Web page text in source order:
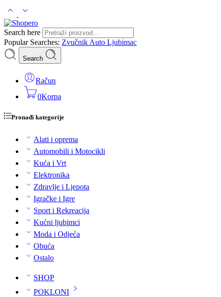
Search here
Popular Searches: Zvučnik Auto Ljubimac
Search
Račun
0Korpa
Pronađi kategorije
Alati i oprema
Automobili i Motocikli
Kuća i Vrt
Elektronika
Zdravlje i Ljepota
Igračke i Igre
Sport i Rekreacija
Kućni ljubimci
Moda i Odjeća
Obuća
Ostalo
SHOP
POKLONI